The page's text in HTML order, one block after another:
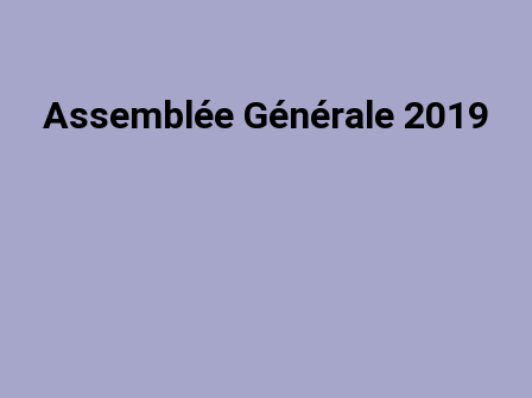
Assemblée Générale 2019